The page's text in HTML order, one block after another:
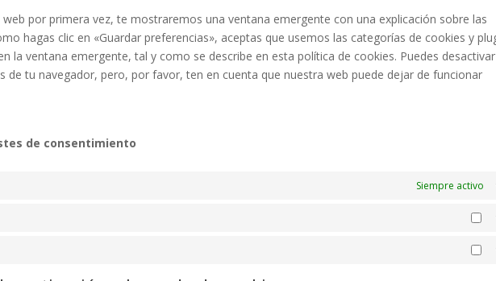
varios
web por primera vez, te mostraremos una ventana emergente con una explicación sobre las
hagas clic en «Guardar preferencias», aceptas que usemos las categorías de cookies y
la ventana emergente, tal y como se describe en esta política de cookies. Puedes
de tu navegador, pero, por favor, ten en cuenta que nuestra web puede dejar de funcionar
de consentimiento
Siempre activo